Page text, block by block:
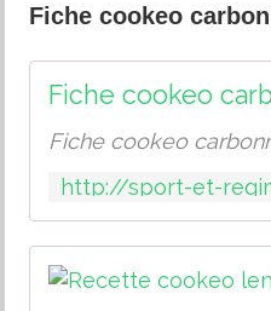
Fiche cookeo
Fiche cookeo
Fiche cookeo